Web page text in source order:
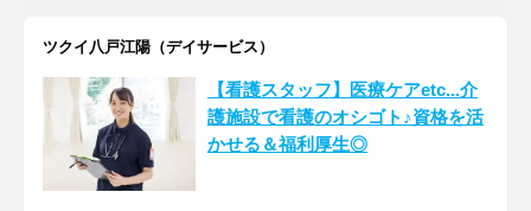
ツクイ八戸江陽（デイサービス）
【看護スタッフ】医療ケアetc...介
護施設で看護のオシゴト♪資格を活
かせる＆福利厚生◎